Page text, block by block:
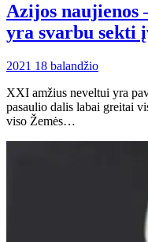
Azijos naujienos
yra svarbu sekti
2021 18 balandžio
XXI amžius neveltui yra
pasaulio dalis labai greitai
viso Žemės…